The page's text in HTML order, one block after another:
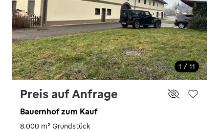
1 / 11
Preis auf Anfrage
Bauernhof zum Kauf
8.000 m² Grundstück